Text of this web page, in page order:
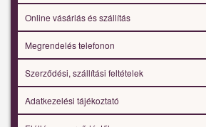
Online vásárlás és szállítás
Megrendelés telefonon
Szerződési, szállítási feltételek
Adatkezelési tájékoztató